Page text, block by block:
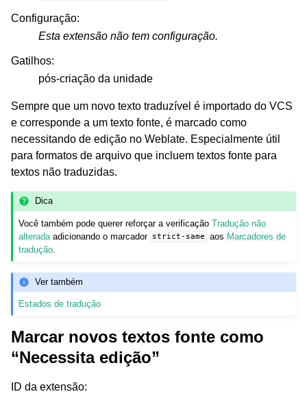
Configuração:
Esta extensão não tem configuração.
Gatilhos:
pós-criação da unidade
Sempre que um novo texto traduzível é importado do VCS
e corresponde a um texto fonte, é marcado como
necessitando de edição no Weblate. Especialmente útil
para formatos de arquivo que incluem textos fonte para
textos não traduzidas.
Dica
Você também pode querer reforçar a verificaçãoTradução não
alterada adicionando o marcador strict-same aos Marcadores de
tradução
Ver também
Estados de tradução
Marcar novos textos fonte como
“Necessita edição”
ID da extensão: